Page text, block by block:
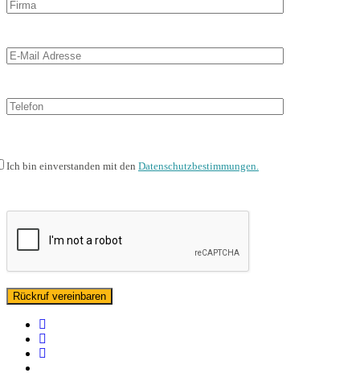
Ich bin einverstanden mit den Datenschutzbestimmungen.
facebook
linkedin
instagram